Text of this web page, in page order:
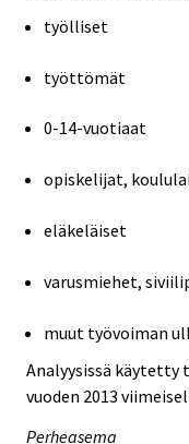
työlliset
työttömät
0-14-vuotiaat
opiskelijat,
eläkeläiset
varusmiehet,
muut työvoiman
Analyysissä
vuoden 2013
Perheasema